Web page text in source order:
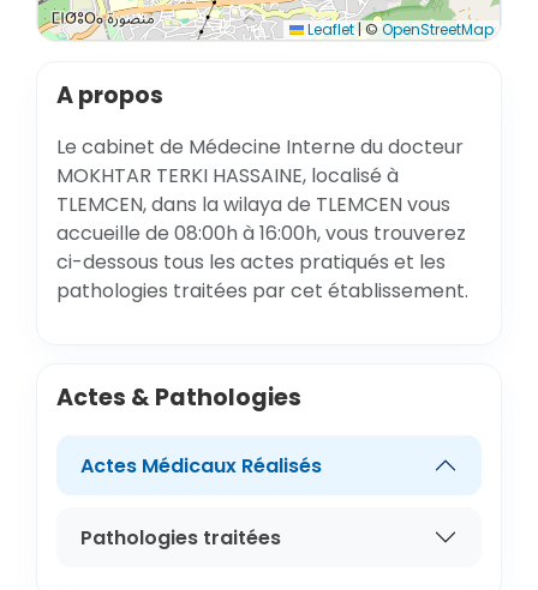
Leaflet|©OpenStreetMap
A propos
Le cabinet de Médecine Interne du docteur
MOKHTAR TERKI HASSAINE, localisé à
TLEMCEN, dans la wilaya de TLEMCEN vous
accueille de 08:00h à 16:00h, vous trouverez
ci-dessous tous les actes pratiqués et les
pathologies traitées par cet établissement.
Actes & Pathologies
Actes Médicaux Réalisés
Pathologies traitées